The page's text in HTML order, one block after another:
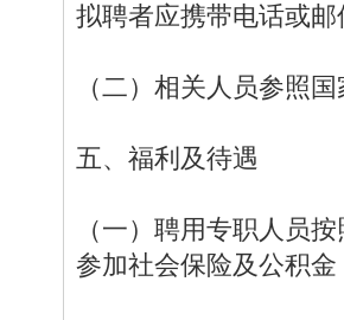
拟聘者应携带电话或
（二）相关人员参照
五、福利及待遇
（一）聘用专职人员
参加社会保险及公积金